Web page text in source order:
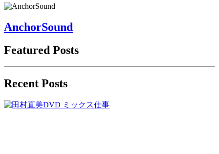
AnchorSound
Featured Posts
Recent Posts